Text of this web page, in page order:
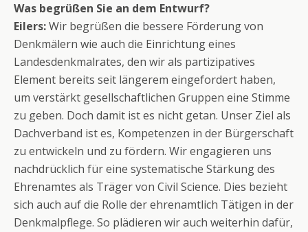
Was begrüßen Sie an dem Entwurf?
Eilers:Wir begrüßen die bessere Förderung von
Denkmälern wie auch die Einrichtung eines
Landesdenkmalrates, den wir als partizipatives
Element bereits seit längerem eingefordert haben,
um verstärkt gesellschaftlichen Gruppen eine Stimme
zu geben. Doch damit ist es nicht getan. Unser Ziel als
Dachverband ist es, Kompetenzen in der Bürgerschaft
zu entwickeln und zu fördern. Wir engagieren uns
nachdrücklich für eine systematische Stärkung des
Ehrenamtes als Träger von Civil Science. Dies bezieht
sich auch auf die Rolle der ehrenamtlich Tätigen in der
Denkmalpflege. So plädieren wir auch weiterhin dafür,